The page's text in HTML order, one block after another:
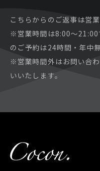
こちらからのご返事は営
※営業時間は8:00～21:00
のご予約は24時間・年中
※営業時間外はお問い合
いいたします。